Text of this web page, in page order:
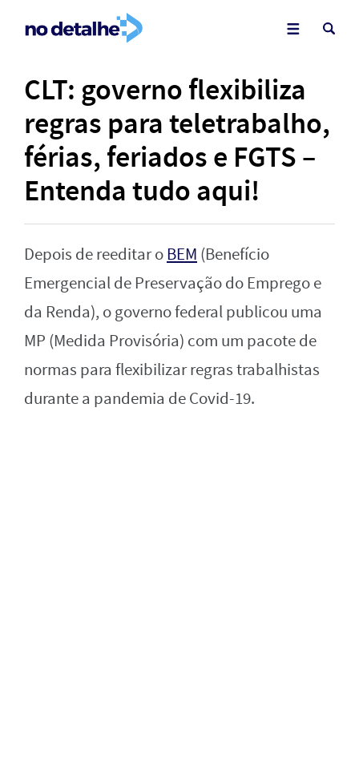
CLT: governo flexibiliza
regras para teletrabalho,
férias, feriados e FGTS –
Entenda tudo aqui!
Depois de reeditar oBEM (Benefício
Emergencial de Preservação do Emprego e
da Renda), o governo federal publicou uma
MP (Medida Provisória) com um pacote de
normas para flexibilizar regras trabalhistas
durante a pandemia de Covid-19.